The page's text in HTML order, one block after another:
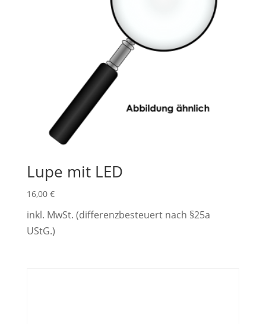
Lupe mit LED
16,00 €
inkl. MwSt. (differenzbesteuert nach §25a
UStG.)